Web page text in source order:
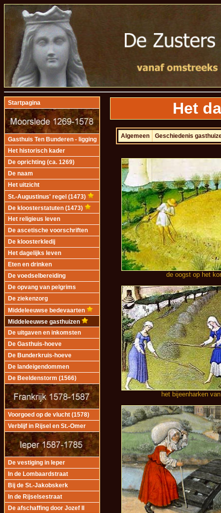
Startpagina
Gasthuis Ten Bunderen - ligging
Het historisch kader
De oprichting (ca. 1269)
De naam
Het uitzicht
St.-Augustinus' regel (1473)
De kloosterstatuten (1473)
Het religieus leven
De ascetische voorschriften
De kloosterkledij
Het dagelijks leven
Eten en drinken
De voedselbereiding
De opvang van pelgrims
De ziekenzorg
Middeleeuwse bedevaarten
Middeleeuwse gasthuizen
De uitgaven en inkomsten
De Gasthuis-hoeve
De Bunderkruis-hoeve
De landeigendommen
De Beeldenstorm (1566)
Voorgoed op de vlucht (1578)
Verblijf in Rijsel en St.-Omer
De vestiging in Ieper
In de Lombaardstraat
Bij de St.-Jakobskerk
In de Rijselsestraat
De afschaffing door Jozef II
Het
Algemeen Geschiedenis
de oogst op het
het bijeenharken